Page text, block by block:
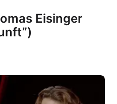
Eisinger